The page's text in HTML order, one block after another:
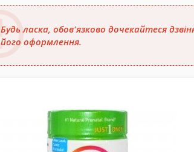
Будь ласка, обов'язково дочекайтеся
його оформлення.